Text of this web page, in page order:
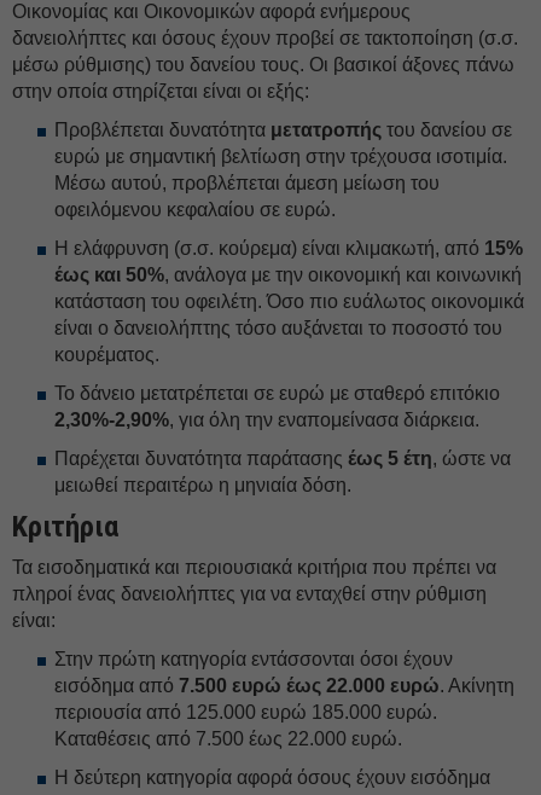
Οικονομίας και Οικονομικών αφορά ενήμερους
δανειολήπτες και όσους έχουν προβεί σε τακτοποίηση (σ.σ.
μέσω ρύθμισης) του δανείου τους. Οι βασικοί άξονες πάνω
στην οποία στηρίζεται είναι οι εξής:
Προβλέπεται δυνατότητα μετατροπής του δανείου σε
ευρώ με σημαντική βελτίωση στην τρέχουσα ισοτιμία.
Μέσω αυτού, προβλέπεται άμεση μείωση του
οφειλόμενου κεφαλαίου σε ευρώ.
Η ελάφρυνση (σ.σ. κούρεμα) είναι κλιμακωτή, από 15%
έως και 50%, ανάλογα με την οικονομική και κοινωνική
κατάσταση του οφειλέτη. Όσο πιο ευάλωτος οικονομικά
είναι ο δανειολήπτης τόσο αυξάνεται το ποσοστό του
κουρέματος.
Το δάνειο μετατρέπεται σε ευρώ με σταθερό επιτόκιο
2,30%-2,90%, για όλη την εναπομείνασα διάρκεια.
Παρέχεται δυνατότητα παράτασης έως 5 έτη, ώστε να
μειωθεί περαιτέρω η μηνιαία δόση.
Κριτήρια
Τα εισοδηματικά και περιουσιακά κριτήρια που πρέπει να
πληροί ένας δανειολήπτες για να ενταχθεί στην ρύθμιση
είναι:
Στην πρώτη κατηγορία εντάσσονται όσοι έχουν
εισόδημα από 7.500 ευρώ έως 22.000 ευρώ. Ακίνητη
περιουσία από 125.000 ευρώ 185.000 ευρώ.
Καταθέσεις από 7.500 έως 22.000 ευρώ.
Η δεύτερη κατηγορία αφορά όσους έχουν εισόδημα